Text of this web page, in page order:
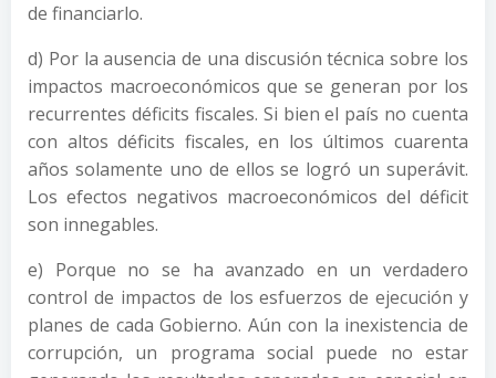
de financiarlo.
d) Por la ausencia de una discusión técnica sobre los
impactos macroeconómicos que se generan por los
recurrentes déficits fiscales. Si bien el país no cuenta
con altos déficits fiscales, en los últimos cuarenta
años solamente uno de ellos se logró un superávit.
Los efectos negativos macroeconómicos del déficit
son innegables.
e) Porque no se ha avanzado en un verdadero
control de impactos de los esfuerzos de ejecución y
planes de cada Gobierno. Aún con la inexistencia de
corrupción, un programa social puede no estar